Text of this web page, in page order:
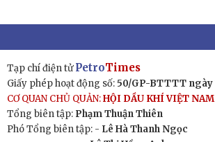
Tạp chí điện tửPetroTimes
Giấy phép hoạt động số: 50/GP-BTTTT ngày
CƠ QUAN CHỦ QUẢN:HỘI DẦU KHÍ VIỆT NAM
Tổng biên tập: Phạm Thuận Thiên
Phó Tổng biên tập: - Lê Hà Thanh Ngọc